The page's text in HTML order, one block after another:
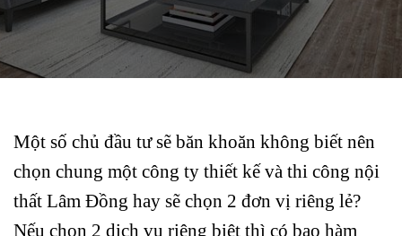
Một số chủ đầu tư sẽ băn khoăn không biết nên
chọn chung một công ty thiết kế và thi công nội
thất Lâm Đồng hay sẽ chọn 2 đơn vị riêng lẻ?
Nếu chọn 2 dịch vụ riêng biệt thì có bao hàm